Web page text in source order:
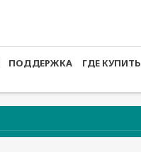
ПОДДЕРЖКА ГДЕ КУПИТЬ